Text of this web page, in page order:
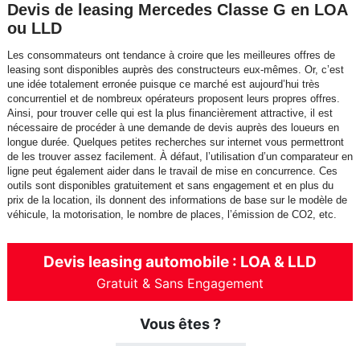
Devis de leasing Mercedes Classe G en LOA
ou LLD
Les consommateurs ont tendance à croire que les meilleures offres de
leasing sont disponibles auprès des constructeurs eux-mêmes. Or, c’est
une idée totalement erronée puisque ce marché est aujourd’hui très
concurrentiel et de nombreux opérateurs proposent leurs propres offres.
Ainsi, pour trouver celle qui est la plus financièrement attractive, il est
nécessaire de procéder à une demande de devis auprès des loueurs en
longue durée. Quelques petites recherches sur internet vous permettront
de les trouver assez facilement. À défaut, l’utilisation d’un comparateur en
ligne peut également aider dans le travail de mise en concurrence. Ces
outils sont disponibles gratuitement et sans engagement et en plus du
prix de la location, ils donnent des informations de base sur le modèle de
véhicule, la motorisation, le nombre de places, l’émission de CO2, etc.